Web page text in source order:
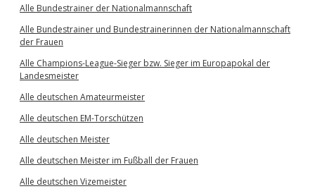
Alle Bundestrainer der Nationalmannschaft
Alle Bundestrainer und Bundestrainerinnen der Nationalmannschaft
der Frauen
Alle Champions-League-Sieger bzw. Sieger im Europapokal der
Landesmeister
Alle deutschen Amateurmeister
Alle deutschen EM-Torschützen
Alle deutschen Meister
Alle deutschen Meister im Fußball der Frauen
Alle deutschen Vizemeister